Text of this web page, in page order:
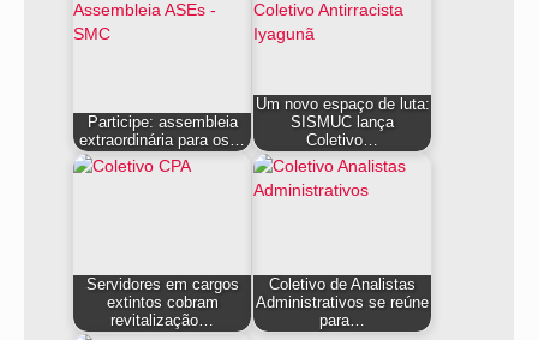
Participe: assembleia
extraordinária para os…
Um novo espaço de luta:
SISMUC lança
Coletivo…
Servidores em cargos
extintos cobram
revitalização…
Coletivo de Analistas
Administrativos se reúne
para…